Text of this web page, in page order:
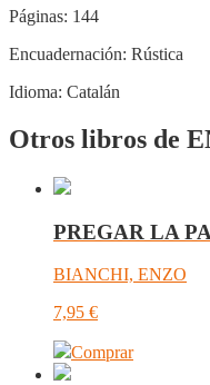
Páginas: 144
Encuadernación: Rústica
Idioma: Catalán
Otros libros de
PREGAR LA
BIANCHI, ENZO
7,95 €
Comprar